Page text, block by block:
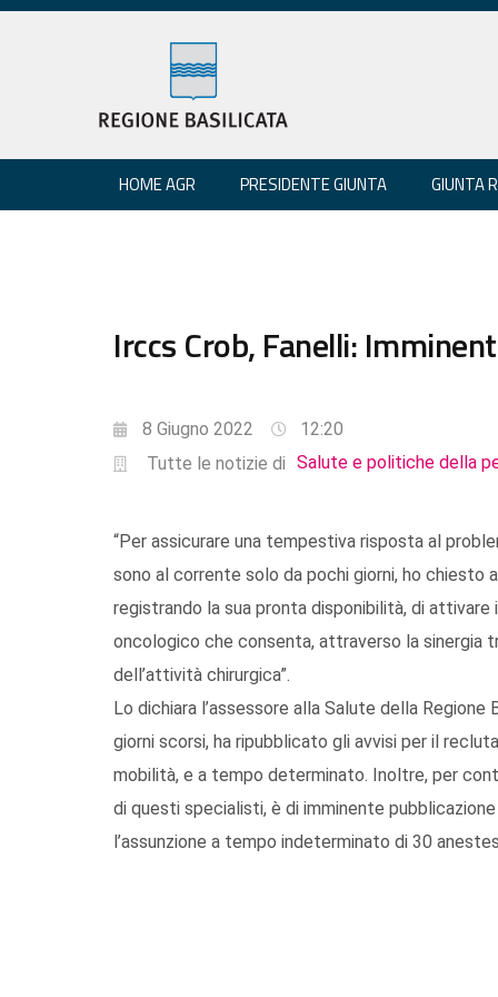
HOME AGR PRESIDENTE GIUNTA GIUNTA
Irccs Crob, Fanelli:
8 Giugno 2022
12:20
Tutte le notizie di Salute e politiche della
“Per assicurare una tempestiva risposta al
sono al corrente solo da pochi giorni, ho chiesto
registrando la sua pronta disponibilità, di
oncologico che consenta, attraverso la sinergia
dell’attività chirurgica”.
Lo dichiara l’assessore alla Salute della Regione
giorni scorsi, ha ripubblicato gli avvisi per il
mobilità, e a tempo determinato. Inoltre, per
di questi specialisti, è di imminente
l’assunzione a tempo indeterminato di 30